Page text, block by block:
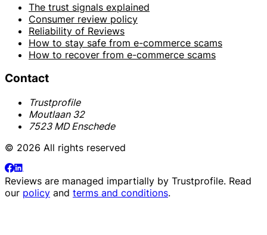
The trust signals explained
Consumer review policy
Reliability of Reviews
How to stay safe from e-commerce scams
How to recover from e-commerce scams
Contact
Trustprofile
Moutlaan 32
7523 MD Enschede
© 2026 All rights reserved
Reviews are managed impartially by Trustprofile. Read
our policy and terms and conditions.